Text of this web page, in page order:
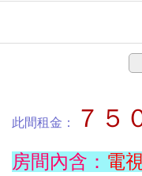
此間租金： ７５
房間內含： 電